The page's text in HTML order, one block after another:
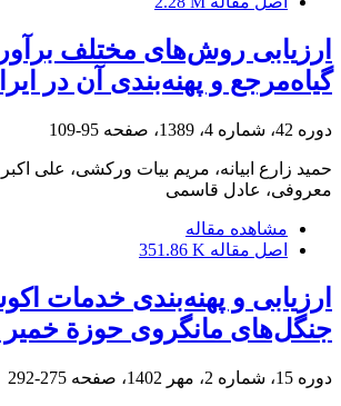
ارزیابی روش‌های مختلف
گیاه‌مرجع و پهنه‌بندی آن در
دوره 42، شماره 4، 1389، صفحه 95-109
حمید زارع ابیانه، مریم بیات ورکشی، علی
معروفی، عادل قاسمی
مشاهده مقاله
اصل مقاله 351.86 K
ارزیابی و پهنه‌بندی خدمات
جنگل‌های مانگروی حوزة
دوره 15، شماره 2، مهر 1402، صفحه 275-292